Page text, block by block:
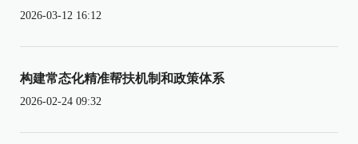
2026-03-12 16:12
构建常态化精准帮扶机制和政策体系
2026-02-24 09:32